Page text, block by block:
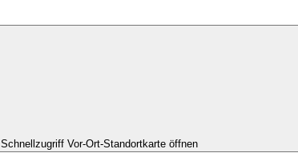
Schnellzugriff Vor-Ort-Standortkarte öffnen